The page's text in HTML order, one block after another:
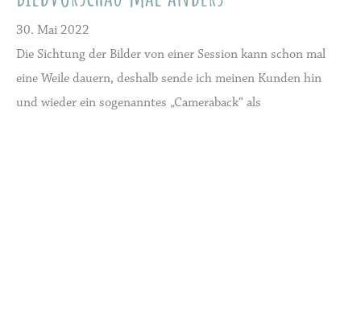
30. Mai 2022
Die Sichtung der Bilder von einer Session kann schon mal
eine Weile dauern, deshalb sende ich meinen Kunden hin
und wieder ein sogenanntes „Cameraback“ als